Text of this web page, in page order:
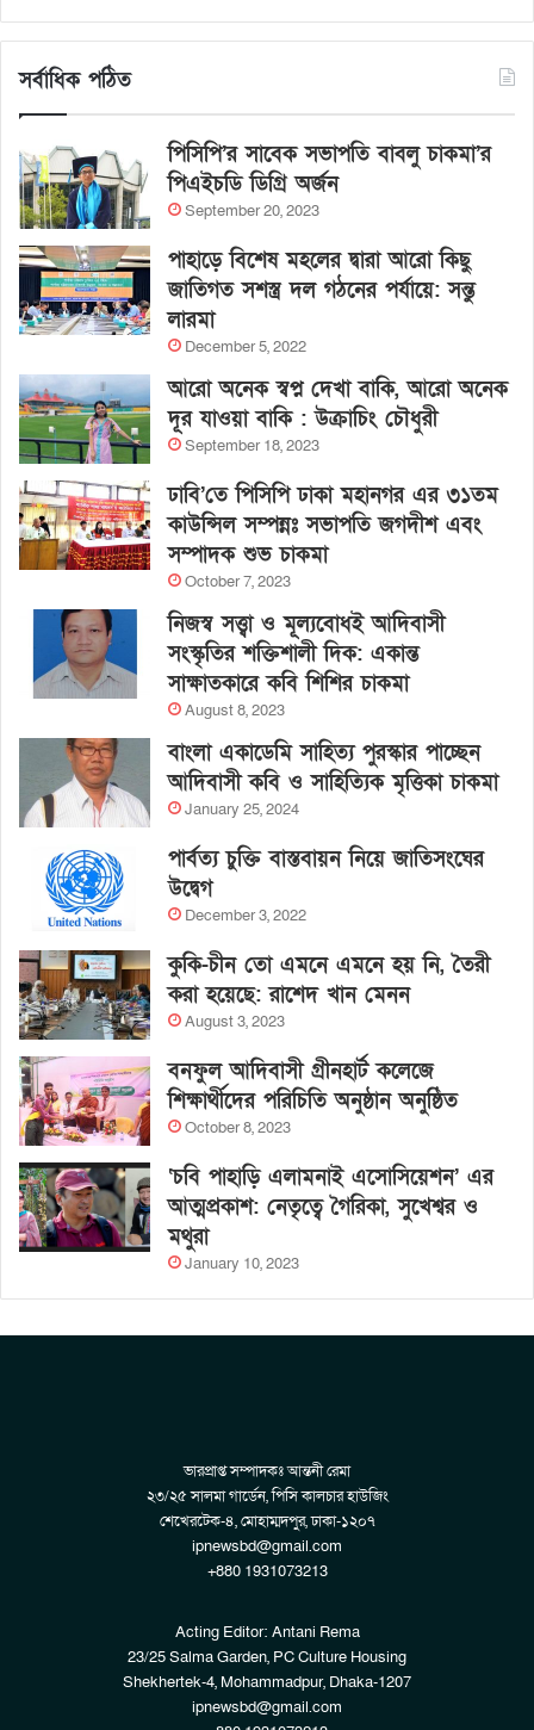
সর্বাধিক পঠিত
পিসিপি’র সাবেক সভাপতি বাবলু চাকমা’র
পিএইচডি ডিগ্রি অর্জন
September 20, 2023
পাহাড়ে বিশেষ মহলের দ্বারা আরো কিছু
জাতিগত সশস্ত্র দল গঠনের পর্যায়ে: সন্তু
লারমা
December 5, 2022
আরো অনেক স্বপ্ন দেখা বাকি, আরো অনেক
দূর যাওয়া বাকি : উক্রাচিং চৌধুরী
September 18, 2023
ঢাবি’তে পিসিপি ঢাকা মহানগর এর ৩১তম
কাউন্সিল সম্পন্নঃ সভাপতি জগদীশ এবং
সম্পাদক শুভ চাকমা
October 7, 2023
নিজস্ব সত্ত্বা ও মূল্যবোধই আদিবাসী
সংস্কৃতির শক্তিশালী দিক: একান্ত
সাক্ষাতকারে কবি শিশির চাকমা
August 8, 2023
বাংলা একাডেমি সাহিত্য পুরস্কার পাচ্ছেন
আদিবাসী কবি ও সাহিত্যিক মৃত্তিকা চাকমা
January 25, 2024
পার্বত্য চুক্তি বাস্তবায়ন নিয়ে জাতিসংঘের
উদ্বেগ
December 3, 2022
কুকি-চীন তো এমনে এমনে হয় নি, তৈরী
করা হয়েছে: রাশেদ খান মেনন
August 3, 2023
বনফুল আদিবাসী গ্রীনহার্ট কলেজে
শিক্ষার্থীদের পরিচিতি অনুষ্ঠান অনুষ্ঠিত
October 8, 2023
‘চবি পাহাড়ি এলামনাই এসোসিয়েশন’ এর
আত্মপ্রকাশ: নেতৃত্বে গৈরিকা, সুখেশ্বর ও
মথুরা
January 10, 2023
ভারপ্রাপ্ত সম্পাদকঃ আন্তনী রেমা
২৩/২৫ সালমা গার্ডেন, পিসি কালচার হাউজিং
শেখেরটেক-৪, মোহাম্মদপুর, ঢাকা-১২০৭
ipnewsbd@gmail.com
+880 1931073213
Acting Editor: Antani Rema
23/25 Salma Garden, PC Culture Housing
Shekhertek-4, Mohammadpur, Dhaka-1207
ipnewsbd@gmail.com